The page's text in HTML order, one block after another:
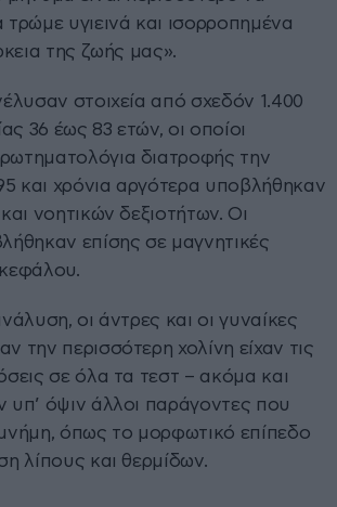
υγιεινά και ισορροπημένα
της ζωής μας».
στοιχεία από σχεδόν 1.400
36 έως 83 ετών, οι οποίοι
διατροφής την
και χρόνια αργότερα υποβλήθηκαν
νοητικών δεξιοτήτων. Οι
επίσης σε μαγνητικές
οι άντρες και οι γυναίκες
την περισσότερη χολίνη είχαν τις
σε όλα τα τεστ – ακόμα και
υπ’ όψιν άλλοι παράγοντες που
όπως το μορφωτικό επίπεδο
λίπους και θερμίδων.